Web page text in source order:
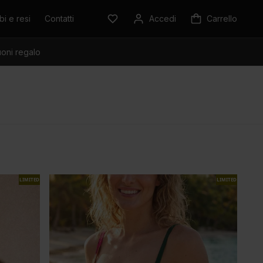
e resi Contatti Accedi Carrello
regalo
LIMITED LIMITED